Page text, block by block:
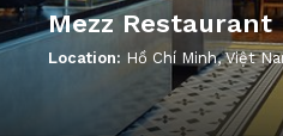
Mezz Restaurant
Location: Hồ Chí Minh, Việt